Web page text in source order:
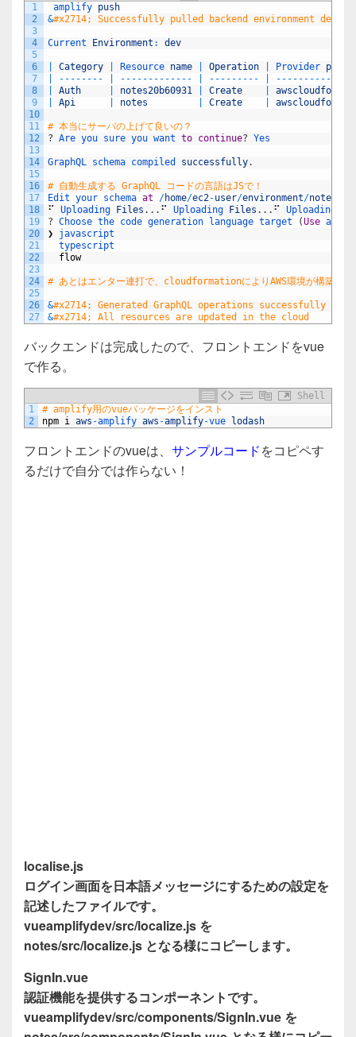
1
2
3
4
5
6
7
8
9
10
11
12
13
14
15
16
17
18
19
20
21
22
23
24
25
26
27
amplify push
&#x2714; Successfully pulled backend environment dev
Current Environment : dev
Category Resource name Operation Provider
-- -- -- -- -- -- -- -- -- -- - -- -- -- -- - -- -- -- -- --
Auth notes20b60931 Create
Api notes Create
# 本当にサーバの上げて良いの？
? Are you sure you want to continue? Yes
GraphQL schema compiled successfully.
# 自動生成する GraphQL コードの言語はJSで！
Edit your schema at /home/ec2-user/environment/notes
⠋
Uploading Files . . . ⠋ Uploading Files . . . ⠋ Uploading
? Choose the code generation language target (Use
❯
javascript
typescript
flow
# あとはエンター連打で、cloudformationによりAWS環境が構築され
&#x2714; Generated GraphQL operations successfully
&#x2714; All resources are updated in the cloud
バックエンドは完成したので、フロントエンドをvue
で作る。
Shell
1
2
# amplify用のvueパッケージをインスト
npm i aws -amplify aws -amplify-vue lodash
フロントエンドのvueは、 サンプルコードをコピペす
るだけで自分では作らない！
localise.js
ログイン画面を日本語メッセージにするための設定を
記述したファイルです。
vueamplifydev/src/localize.js を
notes/src/localize.js となる様にコピーします。
SignIn.vue
認証機能を提供するコンポーネントです。
vueamplifydev/src/components/SignIn.vue を